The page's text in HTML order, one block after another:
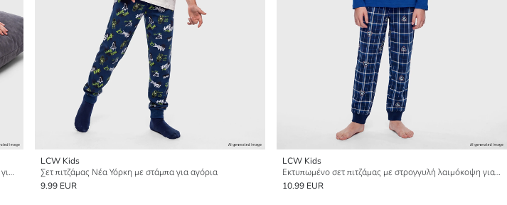
Σετ πιτζάμας με στρογγυλή λαιμόκοψη με εκτύπωση για αγόρια
LCW Kids
Σετ πιτζάμας Νέα Υόρκη με στάμπα για αγόρια
9.99 EUR
LCW Kids
Εκτυπωμένο σετ πιτζάμας με στρογγυλή λαιμόκοψη για αγόρια
10.99 EUR